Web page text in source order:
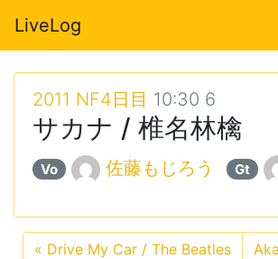
LiveLog
2011 NF4日目 10:30 6
サカナ / 椎名林檎
Vo 佐藤もじろう Gt
« Drive My Car / The Beatles